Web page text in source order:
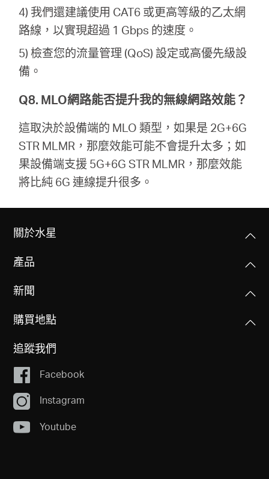
4) 我們還建議使用 CAT6 或更高等級的乙太網
路線，以實現超過 1 Gbps 的速度。
5) 檢查您的流量管理 (QoS) 設定或高優先級設
備。
Q8. MLO網路能否提升我的無線網路效能？
這取決於設備端的 MLO 類型，如果是 2G+6G
STR MLMR，那麼效能可能不會提升太多；如
果設備端支援 5G+6G STR MLMR，那麼效能
將比純 6G 連線提升很多。
關於水星
產品
新聞
購買地點
追蹤我們
Facebook
Instagram
Youtube